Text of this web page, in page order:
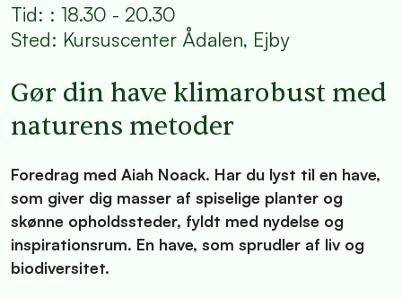
Tid: : 18.30 - 20.30
Sted: Kursuscenter Ådalen, Ejby
Gør din have klimarobust med
naturens metoder
Foredrag med Aiah Noack. Har du lyst til en have,
som giver dig masser af spiselige planter og
skønne opholdssteder, fyldt med nydelse og
inspirationsrum. En have, som sprudler af liv og
biodiversitet.